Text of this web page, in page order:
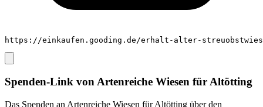
https://einkaufen.gooding.de/erhalt-alter-
Spenden-Link von Artenreiche Wiesen für Altötting
Das Spenden an Artenreiche Wiesen für Altötting über den